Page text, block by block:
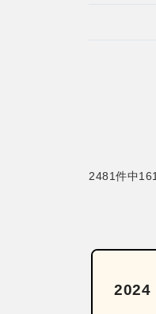
2481件中
2024